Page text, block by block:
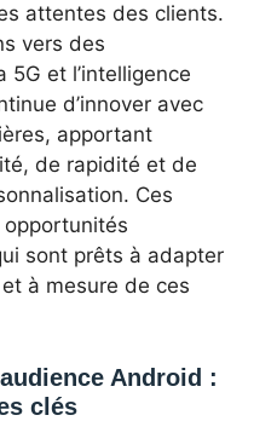
attentes des clients.
vers des
et l’intelligence
d’innover avec
apportant
de rapidité et de
Ces
sont prêts à adapter
à mesure de ces
Android :
clés